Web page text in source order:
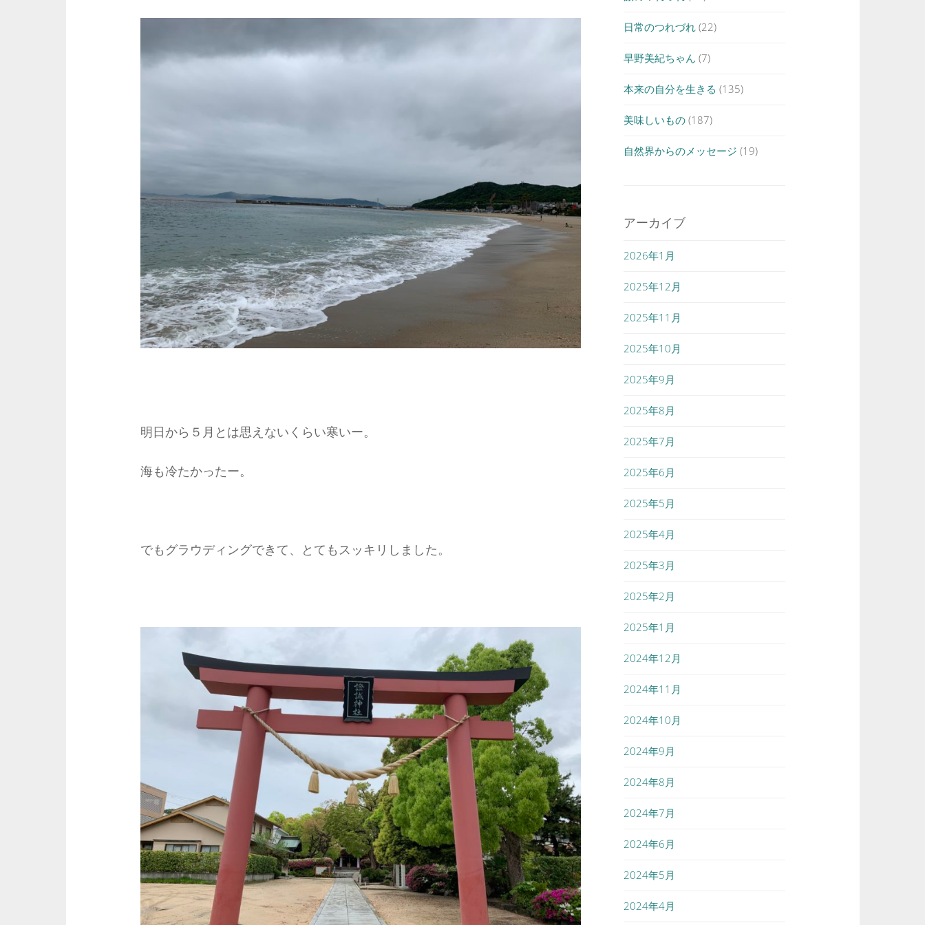
明日から５月とは思えないくらい寒いー。
海も冷たかったー。
でもグラウディングできて、とてもスッキリしました。
日常のつれづれ (22)
早野美紀ちゃん (7)
本来の自分を生きる (135)
美味しいもの (187)
自然界からのメッセージ (19)
アーカイブ
2026年1月
2025年12月
2025年11月
2025年10月
2025年9月
2025年8月
2025年7月
2025年6月
2025年5月
2025年4月
2025年3月
2025年2月
2025年1月
2024年12月
2024年11月
2024年10月
2024年9月
2024年8月
2024年7月
2024年6月
2024年5月
2024年4月